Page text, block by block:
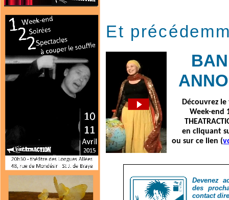
Découvrez
Week-end
en cliquant
ou sur ce lien (
Devenez
des
contact
Et